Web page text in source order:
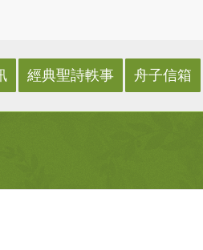
經典聖詩軼事 舟子信箱